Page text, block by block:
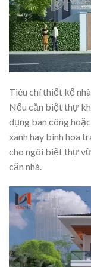
Tiêu chí thiết kế
Nếu căn biệt thự
dụng ban công
xanh hay bình hoa
cho ngôi biệt thự
căn nhà.